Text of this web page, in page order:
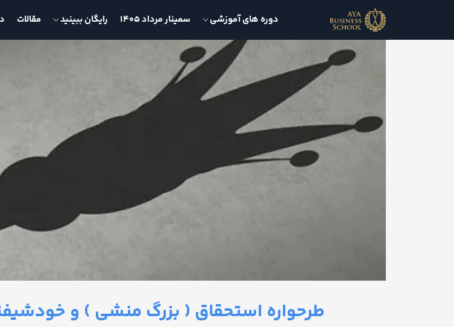
دوره های آموزشی سمینار مرداد 1405 رایگان ببینید مقالات
طرحواره استحقاق ( بزرگ منشی ) و